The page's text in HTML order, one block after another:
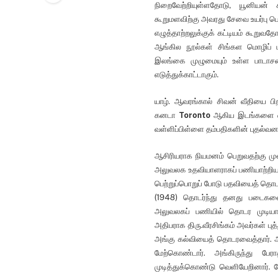
நிறைவேற்றியுள்ளதோடு,
கூறுமளவிற்கு அவரது சேவை
எழுத்தாற்றலுக்குக் கட்டியம்
ஆங்கில நூல்கள் சிங்கள மொழிப்
இலங்கை முழுமையும் உள்ள
எடுத்துக்காட்டாகும்.
யாழ். ஆவரங்கால் சிவன் வீதியை
கனடா Toronto ஆகிய இடங்களை
வள்ளிப்பிள்ளை தம்பதிகளின்
ஆசிரியராக நியமனம் பெறுவதற்கு
அலுவலக உதவியாளராகப்
பெற்றுப்பொறுப் போடு பதவியைத்
(1948) தொடர்ந்து தனது
அலுவலகப் பணியில் தொடர
அதிபராக திரு.வீரசிங்கம் அவர்கள்
அங்கு கல்வியைத் தொடரவைத்தார்.
மேற்கொண்டார். அங்கிருந்து
முடித்துக்கொண்டு வெளியேறினார்.